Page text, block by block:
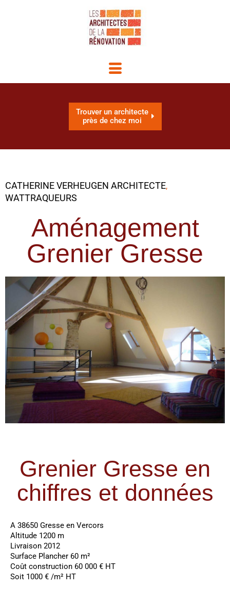
Trouver un architecte
près de chez moi
CATHERINE VERHEUGEN ARCHITECTE,
WATTRAQUEURS
Aménagement
Grenier Gresse
Grenier Gresse en
chiffres et données
A 38650 Gresse en Vercors
Altitude 1200 m
Livraison 2012
Surface Plancher 60 m²
Coût construction 60 000 € HT
Soit 1000 € /m² HT